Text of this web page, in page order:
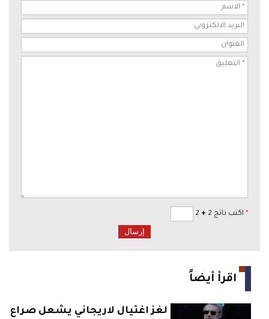
* اكتب ناتج 2 +
اقرأ أيضاً
لغز اغتيال لاريجاني يشعل صراع